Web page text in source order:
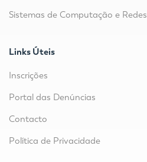
Sistemas de Computação e Redes
Links Úteis
Inscrições
Portal das Denúncias
Contacto
Política de Privacidade